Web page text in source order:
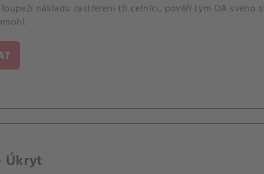
nákladu zastřeleni tři celníci, pověří tým OA svého
Úkryt